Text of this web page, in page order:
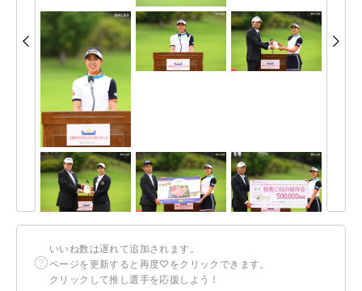
いいね数は遅れて追加されます。
ページを更新すると再度♡をクリックできます。
クリックして推し選手を応援しよう！